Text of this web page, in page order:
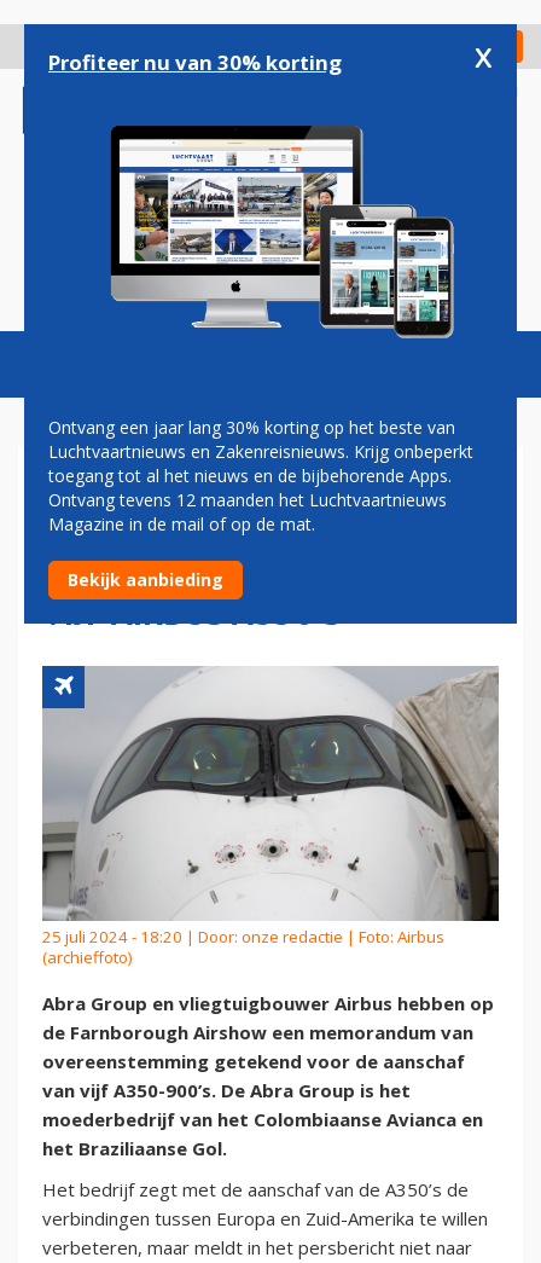
gaan
Check in
Magazine Podcasts Vacatures
ABRA GROUP TEKENT
MEMORANDUM VAN
OVEREENSTEMMING VOOR
VIJF AIRBUS A350'S
25 juli 2024 - 18:20 | Door: onze redactie | Foto: Airbus
(archieffoto)
Abra Group en vliegtuigbouwer Airbus hebben op
de Farnborough Airshow een memorandum van
overeenstemming getekend voor de aanschaf
van vijf A350-900’s. De Abra Group is het
moederbedrijf van het Colombiaanse Avianca en
het Braziliaanse Gol.
Het bedrijf zegt met de aanschaf van de A350’s de
verbindingen tussen Europa en Zuid-Amerika te willen
verbeteren, maar meldt in het persbericht niet naar
Profiteer nu van 30% korting x
Ontvang een jaar lang 30% korting op het beste van
Luchtvaartnieuws en Zakenreisnieuws. Krijg onbeperkt
toegang tot al het nieuws en de bijbehorende Apps.
Ontvang tevens 12 maanden het Luchtvaartnieuws
Magazine in de mail of op de mat.
Bekijk aanbieding